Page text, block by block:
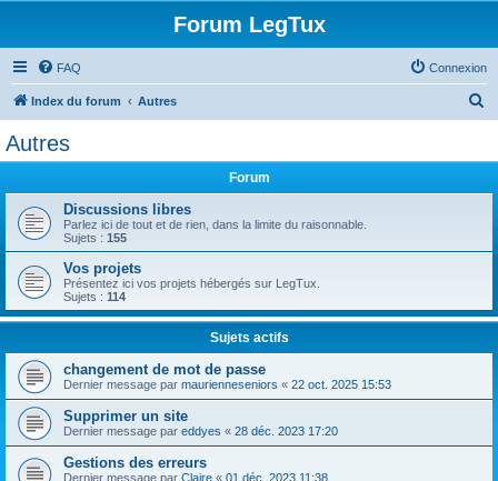
Forum LegTux
FAQ Connexion
Index du forum Autres
e
Autres
Forum
Discussions libres
Parlez ici de tout et de rien, dans la limite du raisonnable.
Sujets : 155
Vos projets
Présentez ici vos projets hébergés sur LegTux.
Sujets : 114
Sujets actifs
changement de mot de passe
Dernier message par maurienneseniors « 22 oct. 2025 15:53
Supprimer un site
Dernier message par eddyes « 28 déc. 2023 17:20
Gestions des erreurs
Dernier message par Claire « 01 déc. 2023 11:38